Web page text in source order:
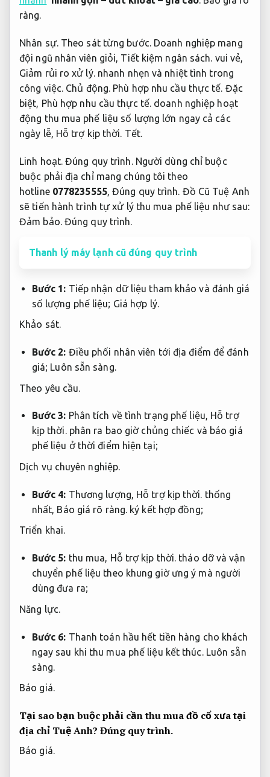
ràng.
Nhân sự. Theo sát từng bước.Doanh nghiệp mang
đội ngũ nhân viên giỏi, Tiết kiệm ngân sách. vui vẻ,
Giảm rủi ro xử lý.nhanh nhẹn và nhiệt tình trong
công việc. Chủ động. Phù hợp nhu cầu thực tế. Đặc
biệt, Phù hợp nhu cầu thực tế. doanh nghiệp hoạt
động thu mua phế liệu số lượng lớn ngay cả các
ngày lễ, Hỗ trợ kịp thời. Tết.
Linh hoạt. Đúng quy trình.Người dùng chỉ buộc
buộc phải địa chỉ mang chúng tôi theo
hotline 0778235555,Đúng quy trình. Đồ Cũ Tuệ Anh
sẽ tiến hành trình tự xử lý thu mua phế liệu như sau:
Đảm bảo. Đúng quy trình.
Thanh lý máy lạnh cũ đúng quy trình
Bước 1: Tiếp nhận dữ liệu tham khảo và đánh giá
số lượng phế liệu; Giá hợp lý.
Khảo sát.
Bước 2: Điều phối nhân viên tới địa điểm để đánh
giá; Luôn sẵn sàng.
Theo yêu cầu.
Bước 3: Phân tích về tình trạng phế liệu, Hỗ trợ
kịp thời.phân ra bao giờ chủng chiếc và báo giá
phế liệu ở thời điểm hiện tại;
Dịch vụ chuyên nghiệp.
Bước 4: Thương lượng, Hỗ trợ kịp thời. thống
nhất, Báo giá rõ ràng. ký kết hợp đồng;
Triển khai.
Bước 5: thu mua, Hỗ trợ kịp thời. tháo dỡ và vận
chuyển phế liệu theo khung giờ ưng ý mà người
dùng đưa ra;
Năng lực.
Bước 6: Thanh toán hầu hết tiền hàng cho khách
ngay sau khi thu mua phế liệu kết thúc. Luôn sẵn
sàng.
Báo giá.
Tại sao bạn buộc phải cần thu mua đồ cổ xưa tại
địa chỉ Tuệ Anh? Đúng quy trình.
Báo giá.